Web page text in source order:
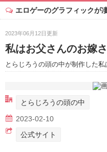
エロゲーのグラフィックが
2023年06月12日更新
私はお父さんのお嫁
とらじろうの頭の中が制作した
とらじろうの頭の中
2023-02-10
公式サイト